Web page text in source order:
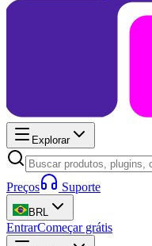
Explorar
Preços Suporte
BRL
EntrarComeçar grátis